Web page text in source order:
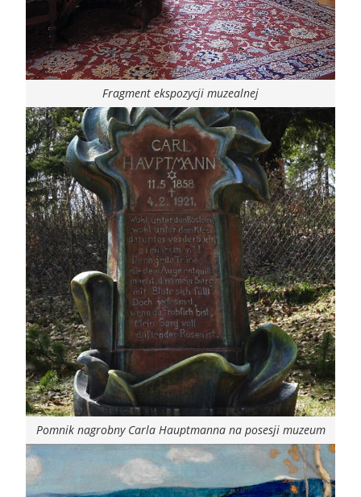
Fragment ekspozycji muzealnej
Pomnik nagrobny Carla Hauptmanna na posesji muzeum